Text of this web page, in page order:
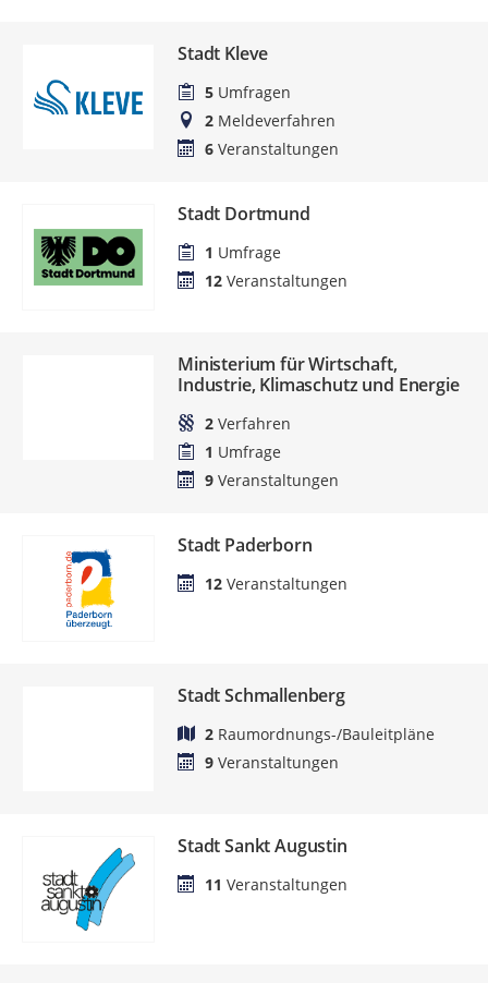
Stadt Kleve
5 Umfragen
2 Meldeverfahren
6 Veranstaltungen
Stadt Dortmund
1 Umfrage
12 Veranstaltungen
Ministerium für Wirtschaft,
Industrie, Klimaschutz und Energie
2 Verfahren
1 Umfrage
9 Veranstaltungen
Stadt Paderborn
12 Veranstaltungen
Stadt Schmallenberg
2 Raumordnungs-/Bauleitpläne
9 Veranstaltungen
Stadt Sankt Augustin
11 Veranstaltungen